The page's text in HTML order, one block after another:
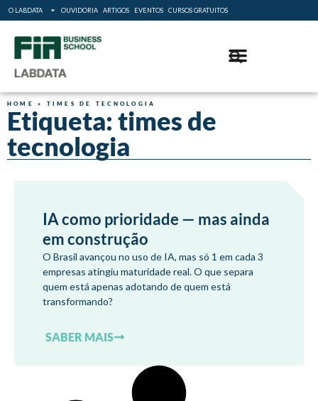
O LABDATA OUVIDORIA ARTIGOS EVENTOS CURSOS GRATUITOS
HOME » TIMES DE TECNOLOGIA
Etiqueta: times de
tecnologia
IA como prioridade — mas ainda
em construção
O Brasil avançou no uso de IA, mas só 1 em cada 3
empresas atingiu maturidade real. O que separa
quem está apenas adotando de quem está
transformando?
SABER MAIS